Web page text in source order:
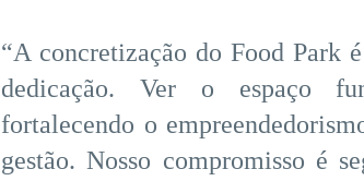
“A concretização do Food Park
dedicação. Ver o espaço
fortalecendo o
gestão. Nosso compromisso é